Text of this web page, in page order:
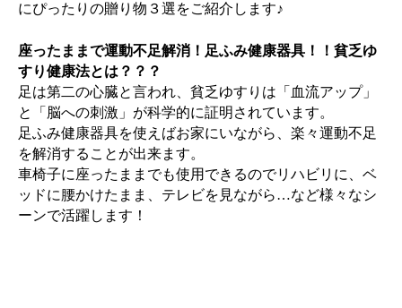
にぴったりの贈り物３選をご紹介します♪
座ったままで運動不足解消！足ふみ健康器具！！貧乏ゆ
すり健康法とは？？？
足は第二の心臓と言われ、貧乏ゆすりは「血流アップ」
と「脳への刺激」が科学的に証明されています。
足ふみ健康器具を使えばお家にいながら、楽々運動不足
を解消することが出来ます。
車椅子に座ったままでも使用できるのでリハビリに、ベ
ッドに腰かけたまま、テレビを見ながら…など様々なシ
ーンで活躍します！